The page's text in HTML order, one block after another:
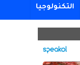
التكنولوجيا